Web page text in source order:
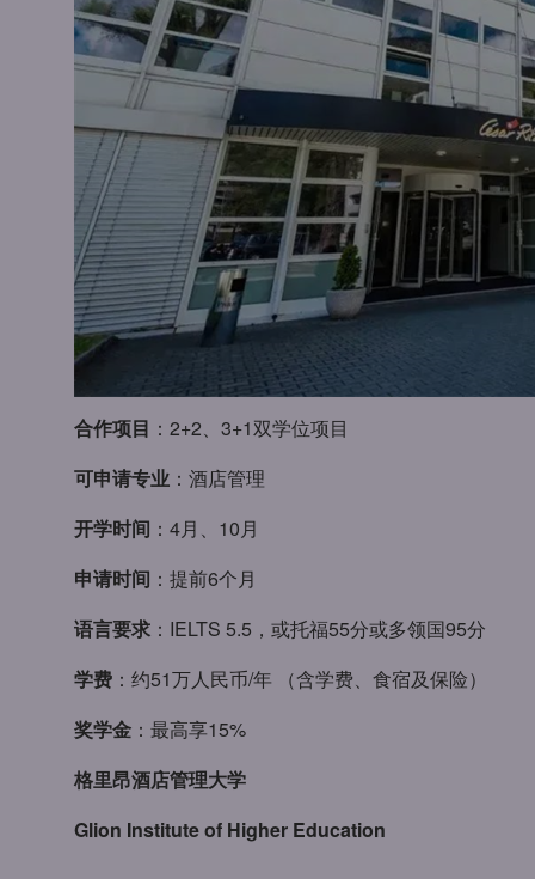
合作项目 ：2+2、3+1双学位项目
可申请专业 ：酒店管理
开学时间 ：4月、10月
申请时间 ：提前6个月
语言要求 ：IELTS 5.5，或托福55分或多领国95分
学费 ：约51万人民币/年 （含学费、食宿及保险）
奖学金 ：最高享15%
格里昂酒店管理大学
Glion Institute of Higher Education